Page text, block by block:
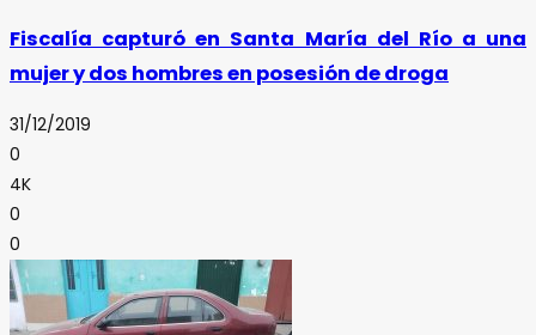
Fiscalía capturó en Santa María del Río a una
mujer y dos hombres en posesión de droga
31/12/2019
0
4K
0
0